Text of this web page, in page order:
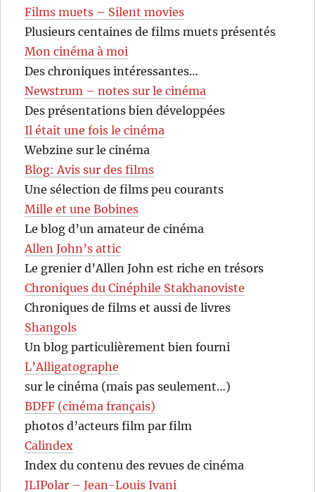
Films muets – Silent movies
Plusieurs centaines de films muets présentés
Mon cinéma à moi
Des chroniques intéressantes…
Newstrum – notes sur le cinéma
Des présentations bien développées
Il était une fois le cinéma
Webzine sur le cinéma
Blog: Avis sur des films
Une sélection de films peu courants
Mille et une Bobines
Le blog d’un amateur de cinéma
Allen John’s attic
Le grenier d’Allen John est riche en trésors
Chroniques du Cinéphile Stakhanoviste
Chroniques de films et aussi de livres
Shangols
Un blog particulièrement bien fourni
L’Alligatographe
sur le cinéma (mais pas seulement…)
BDFF (cinéma français)
photos d’acteurs film par film
Calindex
Index du contenu des revues de cinéma
JLIPolar – Jean-Louis Ivani